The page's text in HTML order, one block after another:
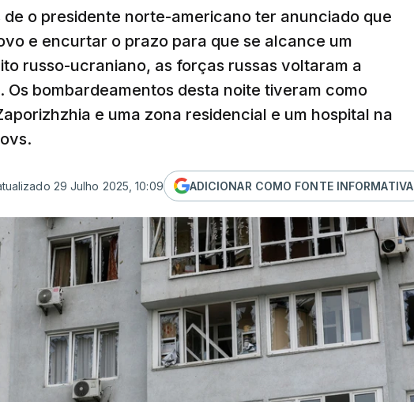
de o presidente norte-americano ter anunciado que
e encurtar o prazo para que se alcance um
russo-ucraniano, as forças russas voltaram a
Os bombardeamentos desta noite tiveram como
e uma zona residencial e um hospital na
29 Julho 2025, 10:09 ADICIONAR COMO FONTE INFORMATIVA